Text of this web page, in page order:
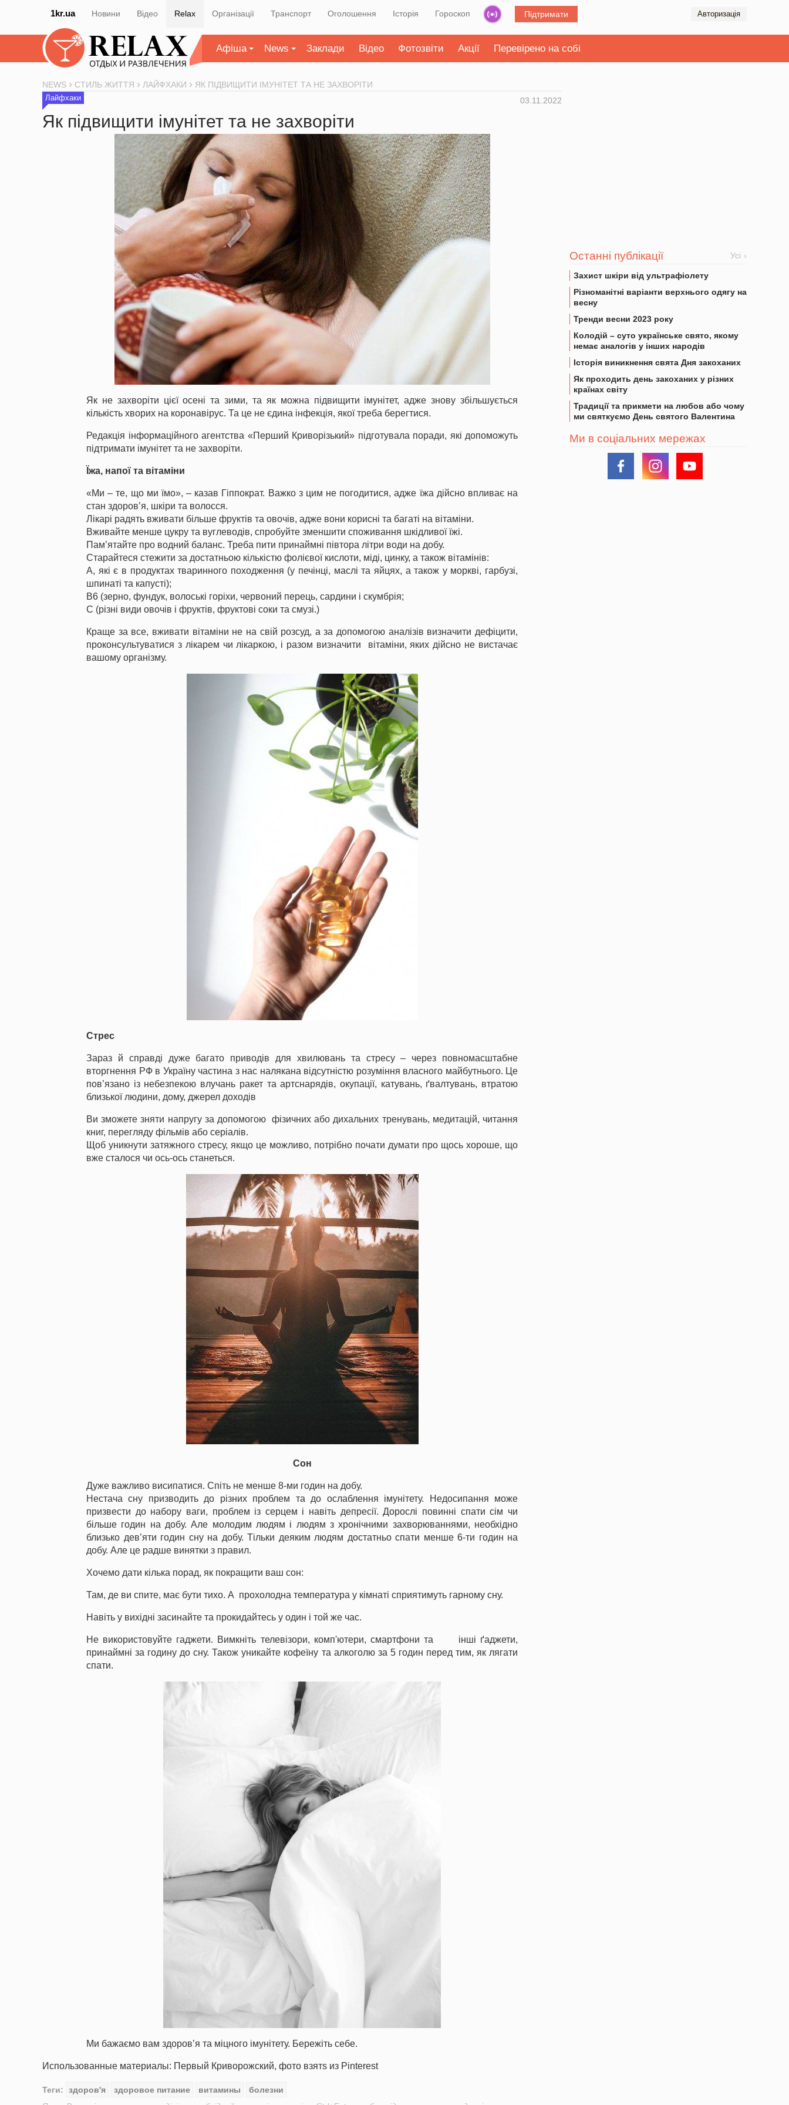
1kr.ua Новини Відео Relax Організації Транспорт Оголошення Історія Гороскоп Підтримати Авторизація
Афіша News Заклади Відео Фотозвіти Акції Перевірено на собі
NEWS СТИЛЬ ЖИТТЯ ЛАЙФХАКИ ЯК ПІДВИЩИТИ ІМУНІТЕТ ТА НЕ ЗАХВОРІТИ
Лайфхаки 03.11.2022
Як підвищити імунітет та не захворіти
Як не захворіти цієї осені та зими, та як можна підвищити імунітет, адже знову збільшується
кількість хворих на коронавірус. Та це не єдина інфекція, якої треба берегтися.
Редакція інформаційного агентства «Перший Криворізький» підготувала поради, які допоможуть
підтримати імунітет та не захворіти.
Їжа, напої та вітаміни
«Ми – те, що ми їмо», – казав Гіппократ. Важко з цим не погодитися, адже їжа дійсно впливає на
стан здоров’я, шкіри та волосся.
Лікарі радять вживати більше фруктів та овочів, адже вони корисні та багаті на вітаміни.
Вживайте менше цукру та вуглеводів, спробуйте зменшити споживання шкідливої їжі.
Пам’ятайте про водний баланс. Треба пити принаймні півтора літри води на добу.
Старайтеся стежити за достатньою кількістю фолієвої кислоти, міді, цинку, а також вітамінів:
А, які є в продуктах тваринного походження (у печінці, маслі та яйцях, а також у моркві, гарбузі,
шпинаті та капусті);
В6 (зерно, фундук, волоські горіхи, червоний перець, сардини і скумбрія;
С (різні види овочів і фруктів, фруктові соки та смузі.)
Краще за все, вживати вітаміни не на свій розсуд, а за допомогою аналізів визначити дефіцити,
проконсультуватися з лікарем чи лікаркою, і разом визначити вітаміни, яких дійсно не вистачає
вашому організму.
Стрес
Зараз й справді дуже багато приводів для хвилювань та стресу – через повномасштабне
вторгнення РФ в Україну частина з нас налякана відсутністю розуміння власного майбутнього. Це
пов’язано із небезпекою влучань ракет та артснарядів, окупації, катувань, ґвалтувань, втратою
близької людини, дому, джерел доходів
Ви зможете зняти напругу за допомогою фізичних або дихальних тренувань, медитацій, читання
книг, перегляду фільмів або серіалів.
Щоб уникнути затяжного стресу, якщо це можливо, потрібно почати думати про щось хороше, що
вже сталося чи ось-ось станеться.
Сон
Дуже важливо висипатися. Спіть не менше 8-ми годин на добу.
Нестача сну призводить до різних проблем та до ослаблення імунітету. Недосипання може
призвести до набору ваги, проблем із серцем і навіть депресії. Дорослі повинні спати сім чи
більше годин на добу. Але молодим людям і людям з хронічними захворюваннями, необхідно
близько дев’яти годин сну на добу. Тільки деяким людям достатньо спати менше 6-ти годин на
добу. Але це радше винятки з правил.
Хочемо дати кілька порад, як покращити ваш сон:
Там, де ви спите, має бути тихо. А прохолодна температура у кімнаті сприятимуть гарному сну.
Навіть у вихідні засинайте та прокидайтесь у один і той же час.
Не використовуйте гаджети. Вимкніть телевізори, комп'ютери, смартфони та інші ґаджети,
принаймні за годину до сну.Також уникайте кофеїну та алкоголю за 5 годин перед тим, як лягати
спати.
Ми бажаємо вам здоров’я та міцного імунітету. Бережіть себе.
Использованные материалы: Первый Криворожский, фото взятs из Pinterest
Теги: здоров'я здоровое питание витамины
болезни
Останні публікації Усі
Захист шкіри від ультрафіолету
Різноманітні варіанти верхнього одягу на
весну
Тренди весни 2023 року
Колодій – суто українське свято, якому
немає аналогів у інших народів
Історія виникнення свята Дня закоханих
Як проходить день закоханих у різних
країнах світу
Традиції та прикмети на любов або чому
ми святкуємо День святого Валентина
Ми в соціальних мережах